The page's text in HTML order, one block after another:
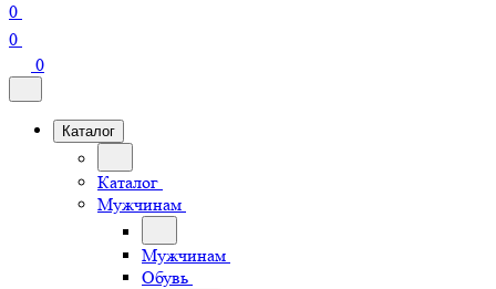
0
0
0
Каталог
Каталог
Мужчинам
Мужчинам
Обувь